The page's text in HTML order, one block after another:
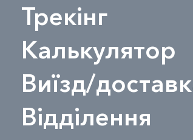
Трекінг
Калькулятор
Виїзд/
Відділення